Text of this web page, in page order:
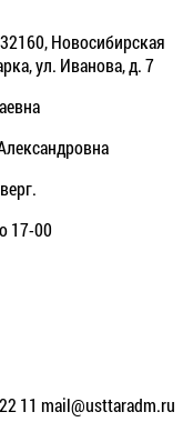
Новосибирская
ул. Иванова, д. 7
17-00
11 mail@usttaradm.ru